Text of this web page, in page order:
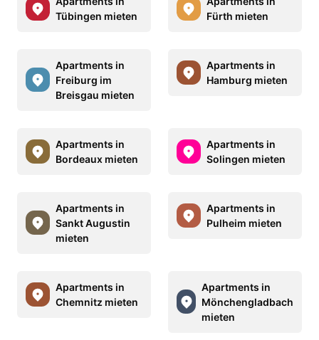
Tübingen mieten
Fürth mieten
Apartments in
Freiburg im
Breisgau mieten
Apartments in
Hamburg mieten
Apartments in
Bordeaux mieten
Apartments in
Solingen mieten
Apartments in
Sankt Augustin
mieten
Apartments in
Pulheim mieten
Apartments in
Chemnitz mieten
Apartments in
Mönchengladbach
mieten